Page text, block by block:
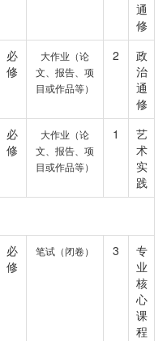
通
修
必
修
大作业（论
文、报告、项
目或作品等）
2
政
治
通
修
必
修
大作业（论
文、报告、项
目或作品等）
1
艺
术
实
践
必
修
笔试（闭卷） 3
专
业
核
心
课
程